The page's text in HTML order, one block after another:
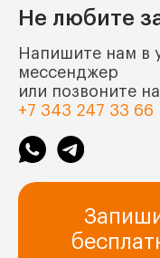
Не любите
Напишите нам в
мессенджер
или позвоните
+7 343 247 33 66